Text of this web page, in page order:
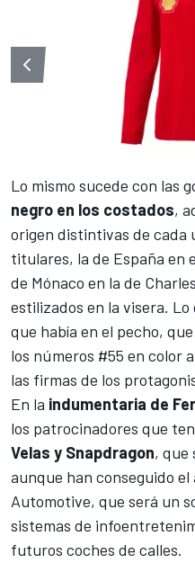
Lo mismo sucede con las
negro en los costados,
origen distintivas de cada
titulares, la de España en
de Mónaco en la de
estilizados en la visera.
que había en el pecho,
los números #55 en color
las firmas de los
En la indumentaria de
los patrocinadores que
Velas y Snapdragon, que
aunque han conseguido
Automotive, que será un
sistemas de
futuros coches de calles.